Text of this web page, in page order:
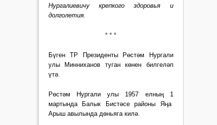
Нургалиевичу крепкого здоровья и
долголетия.
* * *
Бүген ТР Президенты Рөстәм Нургали
улы Минниханов туган көнен билгеләп
үтә.
Рөстәм Нургали улы 1957 елның 1
мартында Балык Бистәсе районы Яңа
Арыш авылында дөньяга килә.